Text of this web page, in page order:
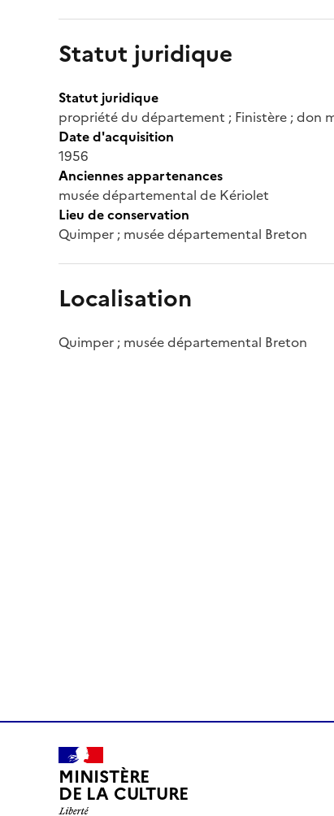
Statut juridique
Statut juridique
propriété du département ; Finistère ; don
Date d'acquisition
1956
Anciennes appartenances
musée départemental de Kériolet
Lieu de conservation
Quimper ; musée départemental Breton
Localisation
Quimper ; musée départemental Breton
MINISTÈRE
DE LA CULTURE